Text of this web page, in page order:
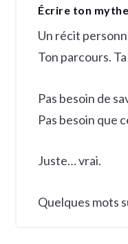
Écrire ton
Un récit
Ton parcours.
Pas besoin de
Pas besoin que
Juste… vrai.
Quelques mots